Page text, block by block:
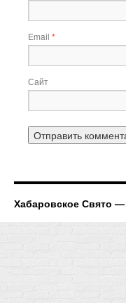
Email *
Сайт
Хабаровское Свято —